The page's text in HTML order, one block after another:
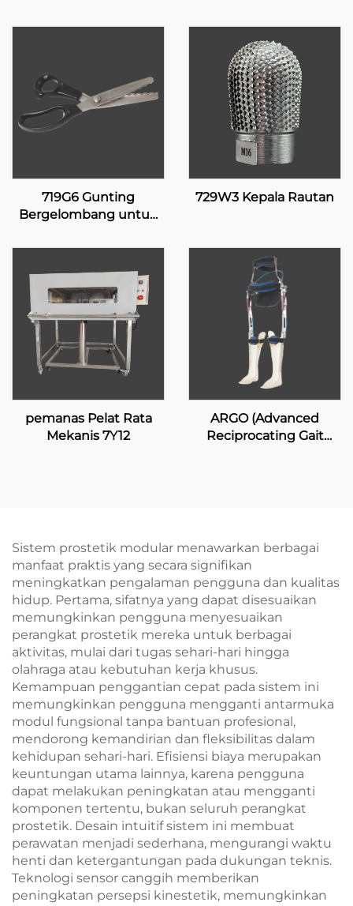
719G6 Gunting
Bergelombang untuk
729W3 Kepala Rautan
pemanas Pelat Rata
Mekanis 7Y12
ARGO (Advanced
Reciprocating Gait
Sistem prostetik modular menawarkan berbagai
manfaat praktis yang secara signifikan
meningkatkan pengalaman pengguna dan kualitas
hidup. Pertama, sifatnya yang dapat disesuaikan
memungkinkan pengguna menyesuaikan
perangkat prostetik mereka untuk berbagai
aktivitas, mulai dari tugas sehari-hari hingga
olahraga atau kebutuhan kerja khusus.
Kemampuan penggantian cepat pada sistem ini
memungkinkan pengguna mengganti antarmuka
modul fungsional tanpa bantuan profesional,
mendorong kemandirian dan fleksibilitas dalam
kehidupan sehari-hari. Efisiensi biaya merupakan
keuntungan utama lainnya, karena pengguna
dapat melakukan peningkatan atau mengganti
komponen tertentu, bukan seluruh perangkat
prostetik. Desain intuitif sistem ini membuat
perawatan menjadi sederhana, mengurangi waktu
henti dan ketergantungan pada dukungan teknis.
Teknologi sensor canggih memberikan
peningkatan persepsi kinestetik, memungkinkan